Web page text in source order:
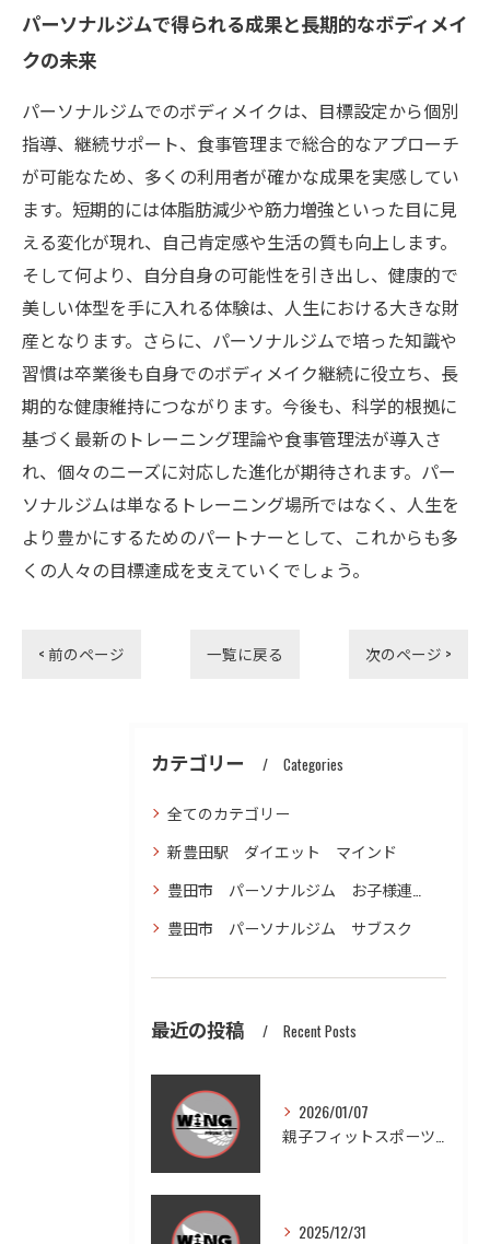
パーソナルジムで得られる成果と長期的なボディメイ
クの未来
パーソナルジムでのボディメイクは、目標設定から個別
指導、継続サポート、食事管理まで総合的なアプローチ
が可能なため、多くの利用者が確かな成果を実感してい
ます。短期的には体脂肪減少や筋力増強といった目に見
える変化が現れ、自己肯定感や生活の質も向上します。
そして何より、自分自身の可能性を引き出し、健康的で
美しい体型を手に入れる体験は、人生における大きな財
産となります。さらに、パーソナルジムで培った知識や
習慣は卒業後も自身でのボディメイク継続に役立ち、長
期的な健康維持につながります。今後も、科学的根拠に
基づく最新のトレーニング理論や食事管理法が導入さ
れ、個々のニーズに対応した進化が期待されます。パー
ソナルジムは単なるトレーニング場所ではなく、人生を
より豊かにするためのパートナーとして、これからも多
くの人々の目標達成を支えていくでしょう。
< 前のページ 一覧に戻る 次のページ >
カテゴリー Categories
全てのカテゴリー
新豊田駅 ダイエット マインド
豊田市 パーソナルジム お子様連れ ダイエット
豊田市 パーソナルジム サブスク
最近の投稿 Recent Posts
2026/01/07
2025/12/31